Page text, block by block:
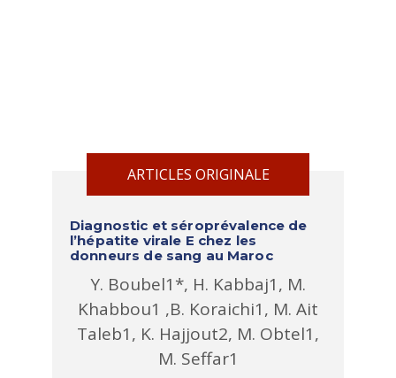
ARTICLES ORIGINALE
Diagnostic et séroprévalence de
l’hépatite virale E chez les
donneurs de sang au Maroc
Y. Boubel1*, H. Kabbaj1, M.
Khabbou1 ,B. Koraichi1, M. Ait
Taleb1, K. Hajjout2, M. Obtel1,
M. Seffar1